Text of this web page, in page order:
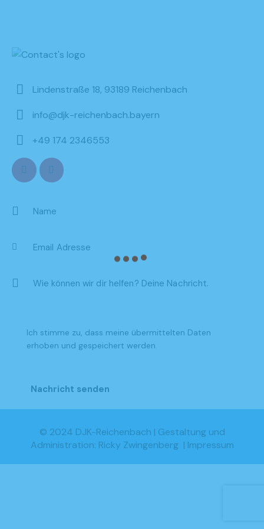
Lindenstraße 18, 93189 Reichenbach
info@djk-reichenbach.bayern
+49 174 2346553
Ich stimme zu, dass meine übermittelten Daten
erhoben und gespeichert werden
© 2024 DJK-Reichenbach | Gestaltung und
Administration: Ricky Zwingenberg | Impressum